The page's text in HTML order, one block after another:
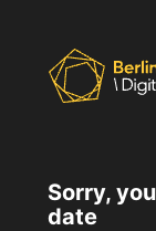
Sorry,
date